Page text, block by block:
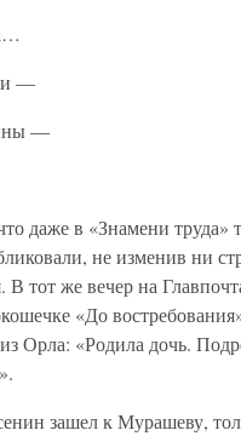
—
—
даже в «Знамени труда»
не изменив ни
тот же вечер на
«До
Орла: «Родила дочь.
зашел к Мурашеву,